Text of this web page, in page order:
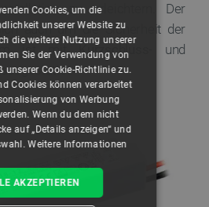
zu erleichtern. Der
auch um die Sicherheit der
ist mitKurzschluss-
und
Cookies, um die
unserer Website zu
die weitere Nutzung unserer
Sie der Verwendung von
unserer Cookie-Richtlinie zu.
Cookies können verarbeitet
von Werbung
Wenn du dem nicht
auf „Details anzeigen“ und
Weitere Informationen
AKZEPTIEREN